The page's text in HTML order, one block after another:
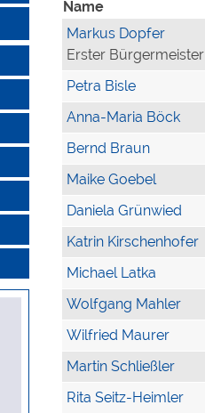
Name
Markus Dopfer
Erster Bürgermeister
Petra Bisle
Anna-Maria Böck
Bernd Braun
Maike Goebel
Daniela Grünwied
Katrin Kirschenhofer
Michael Latka
Wolfgang Mahler
Wilfried Maurer
Martin Schließler
Rita Seitz-Heimler